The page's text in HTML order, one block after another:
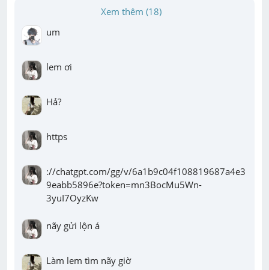
Xem thêm (18)
um
lem ơi
Hả?
https
://chatgpt.com/gg/v/6a1b9c04f108819687a4e3
9eabb5896e?token=mn3BocMu5Wn-
3yuI7OyzKw
nãy gửi lộn á
Làm lem tìm nãy giờ